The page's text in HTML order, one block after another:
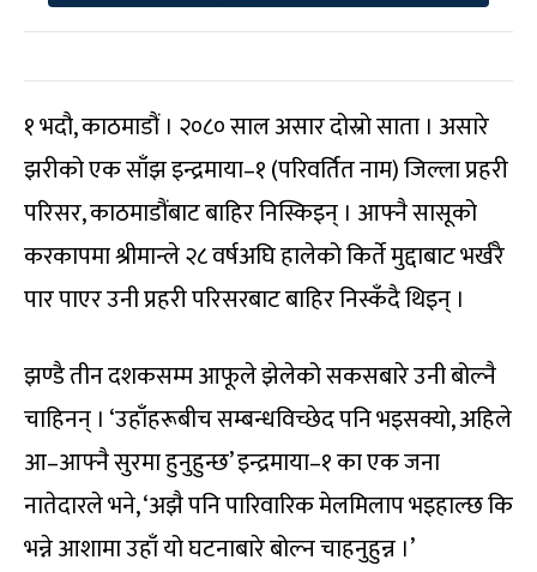
१ भदौ, काठमाडौं । २०८० साल असार दोस्रो साता । असारे
झरीको एक साँझ इन्द्रमाया–१ (परिवर्तित नाम) जिल्ला प्रहरी
परिसर, काठमाडौंबाट बाहिर निस्किइन् । आफ्नै सासूको
करकापमा श्रीमान्ले २८ वर्षअघि हालेको किर्ते मुद्दाबाट भर्खरै
पार पाएर उनी प्रहरी परिसरबाट बाहिर निस्कँदै थिइन् ।
झण्डै तीन दशकसम्म आफूले झेलेको सकसबारे उनी बोल्नै
चाहिनन् । ‘उहाँहरूबीच सम्बन्धविच्छेद पनि भइसक्यो, अहिले
आ–आफ्नै सुरमा हुनुहुन्छ’ इन्द्रमाया–१ का एक जना
नातेदारले भने, ‘अझै पनि पारिवारिक मेलमिलाप भइहाल्छ कि
भन्ने आशामा उहाँ यो घटनाबारे बोल्न चाहनुहुन्न ।’